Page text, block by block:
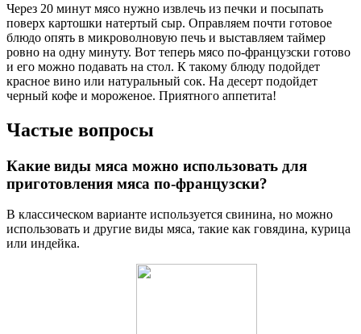
Через 20 минут мясо нужно извлечь из печки и посыпать
поверх картошки натертый сыр. Оправляем почти готовое
блюдо опять в микроволновую печь и выставляем таймер
ровно на одну минуту. Вот теперь мясо по-французски готово
и его можно подавать на стол. К такому блюду подойдет
красное вино или натуральный сок. На десерт подойдет
черный кофе и мороженое. Приятного аппетита!
Частые вопросы
Какие виды мяса можно использовать для
приготовления мяса по-французски?
В классическом варианте используется свинина, но можно
использовать и другие виды мяса, такие как говядина, курица
или индейка.